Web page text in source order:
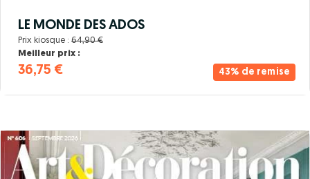
43% de remise
LE MONDE DES ADOS
Prix kiosque : 64,90 €
Meilleur prix :
36,75 €